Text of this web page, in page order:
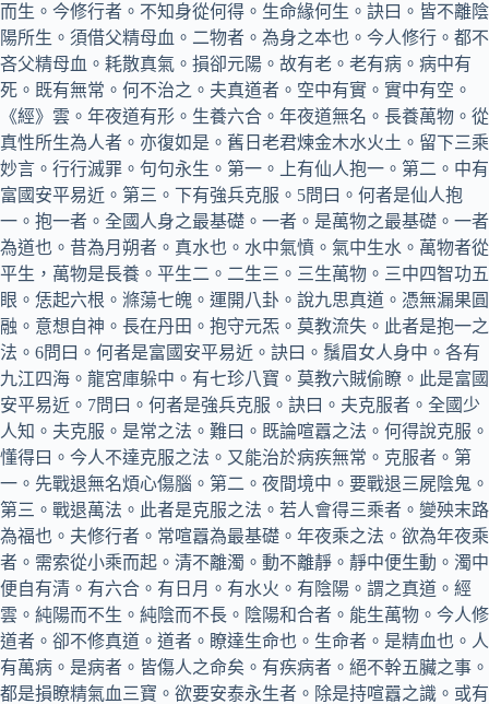
而生。今修行者。不知身從何得。生命緣何生。訣曰。皆不離陰
陽所生。須借父精母血。二物者。為身之本也。今人修行。都不
吝父精母血。耗散真氣。損卻元陽。故有老。老有病。病中有
死。既有無常。何不治之。夫真道者。空中有實。實中有空。
《經》雲。年夜道有形。生養六合。年夜道無名。長養萬物。從
真性所生為人者。亦復如是。舊日老君煉金木水火土。留下三乘
妙言。行行滅罪。句句永生。第一。上有仙人抱一。第二。中有
富國安平易近。第三。下有強兵克服。5問曰。何者是仙人抱
一。抱一者。全國人身之最基礎。一者。是萬物之最基礎。一者
為道也。昔為月朔者。真水也。水中氣憤。氣中生水。萬物者從
平生，萬物是長養。平生二。二生三。三生萬物。三中四智功五
眼。恁起六根。滌蕩七魄。運開八卦。說九思真道。憑無漏果圓
融。意想自神。長在丹田。抱守元炁。莫教流失。此者是抱一之
法。6問曰。何者是富國安平易近。訣曰。鬚眉女人身中。各有
九江四海。龍宮庫躲中。有七珍八寶。莫教六賊偷瞭。此是富國
安平易近。7問曰。何者是強兵克服。訣曰。夫克服者。全國少
人知。夫克服。是常之法。難曰。既論喧囂之法。何得說克服。
懂得曰。今人不達克服之法。又能治於病疾無常。克服者。第
一。先戰退無名煩心傷腦。第二。夜間境中。要戰退三屍陰鬼。
第三。戰退萬法。此者是克服之法。若人會得三乘者。變殃末路
為福也。夫修行者。常喧囂為最基礎。年夜乘之法。欲為年夜乘
者。需索從小乘而起。清不離濁。動不離靜。靜中便生動。濁中
便自有清。有六合。有日月。有水火。有陰陽。謂之真道。經
雲。純陽而不生。純陰而不長。陰陽和合者。能生萬物。今人修
道者。卻不修真道。道者。瞭達生命也。生命者。是精血也。人
有萬病。是病者。皆傷人之命矣。有疾病者。絕不幹五臟之事。
都是損瞭精氣血三寶。欲要安泰永生者。除是持喧囂之識。或有